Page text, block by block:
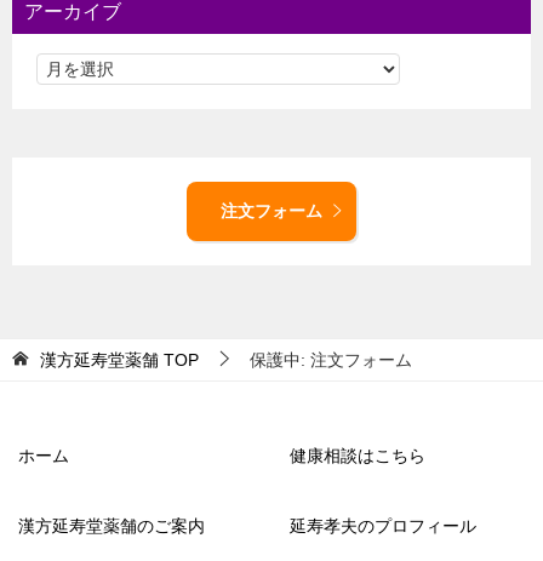
アーカイブ
注文フォーム
漢方延寿堂薬舗 TOP 保護中: 注文フォーム
ホーム 健康相談はこちら
漢方延寿堂薬舗のご案内 延寿孝夫のプロフィール